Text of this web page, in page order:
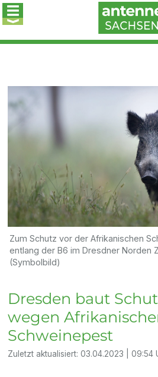
Zum Schutz vor der Afrikanischen
entlang der B6 im Dresdner Norden
(Symbolbild)
Dresden baut
wegen
Schweinepest
Zuletzt aktualisiert:03.04.2023 | 09:54